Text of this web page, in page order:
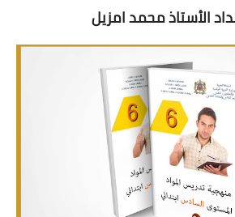
الأستاذ محمد امزيل